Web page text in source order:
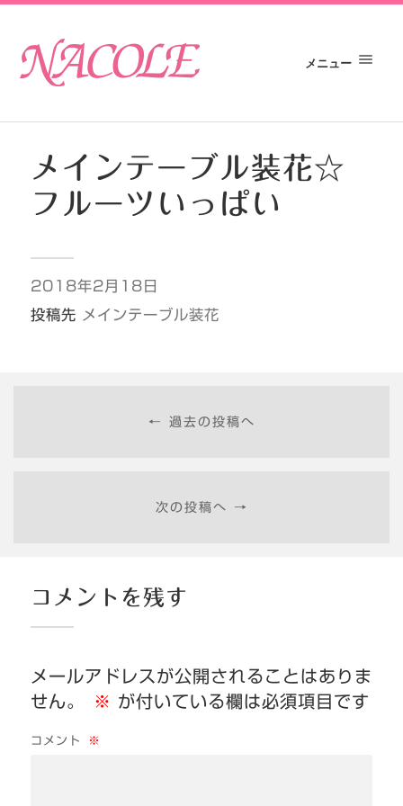
メニュー
メインテーブル装花☆
フルーツいっぱい
2018年2月18日
投稿先
メインテーブル装花
← 過去の投稿へ
次の投稿へ →
コメントを残す
メールアドレスが公開されることはありま
せん。
※ が付いている欄は必須項目です
コメント ※